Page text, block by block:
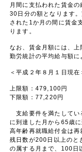
月間に支払われた賃金
30日分の額となります
された1か月の間に賃金
ります。
なお、賃金月額には、
勤労統計の平均給与額に
＜平成２年８月１日現在
上限額：479,100円
下限額：77,220円
支給要件を満たしてい
に到達した月から65歳
高年齢再就職給付金は
残日数が200日以上のと
の属する月まで、100日